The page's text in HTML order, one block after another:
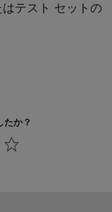
テスト セットの
たか？